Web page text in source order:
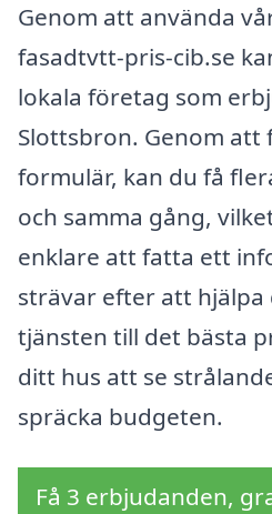
Genom att använda
fasadtvtt-pris-cib.se
lokala företag som
Slottsbron. Genom att
formulär, kan du få
och samma gång,
enklare att fatta ett
strävar efter att hjälpa
tjänsten till det bästa
ditt hus att se
spräcka budgeten.
Få 3 erbjudanden,